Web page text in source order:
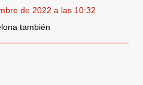
de 2022 a las 10:32
también